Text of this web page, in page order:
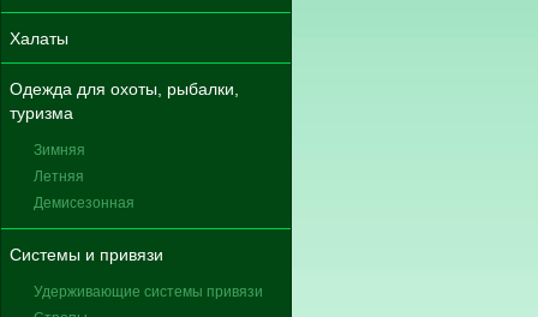
Халаты
Одежда для охоты, рыбалки,
туризма
Зимняя
Летняя
Демисезонная
Системы и привязи
Удерживающие системы привязи